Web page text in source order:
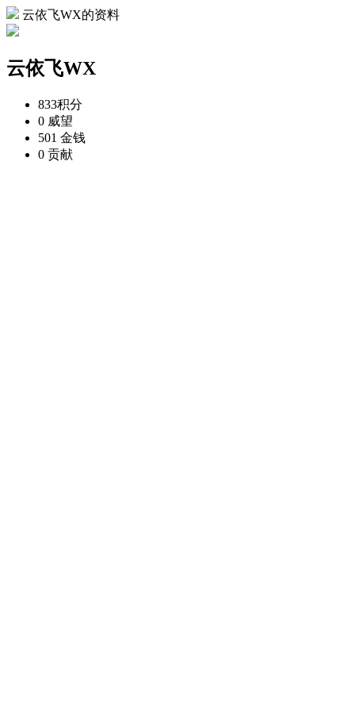
云依飞WX的资料
云依飞WX
833积分
0 威望
501 金钱
0 贡献